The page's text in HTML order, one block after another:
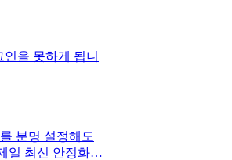
을 못하게 됩니
분명 설정해도
일 최신 안정화